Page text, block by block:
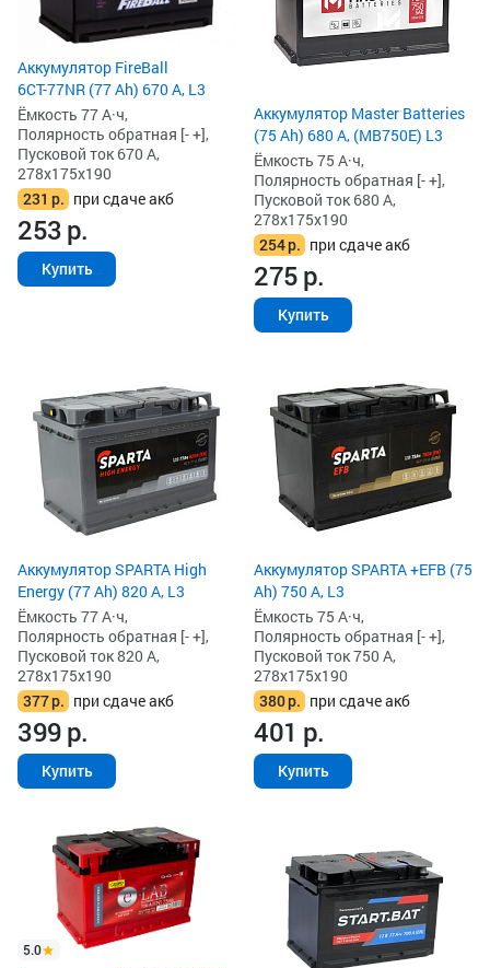
Аккумулятор FireBall
6СТ-77NR (77 Ah) 670 А, L3
Ёмкость 77 А·ч,
Полярность обратная [- +],
Пусковой ток 670 А,
278x175x190
231 р. при сдаче акб
253р.
Купить
Аккумулятор Master Batteries
(75 Ah) 680 А, (MB750E) L3
Ёмкость 75 А·ч,
Полярность обратная [- +],
Пусковой ток 680 А,
278x175x190
254р. при сдаче акб
275р.
Купить
Аккумулятор SPARTA High
Energy (77 Ah) 820 А, L3
Ёмкость 77 А·ч,
Полярность обратная [- +],
Пусковой ток 820 А,
278x175x190
377р. при сдаче акб
399р.
Купить
Аккумулятор SPARTA +EFB (75
Ah) 750 А, L3
Ёмкость 75 А·ч,
Полярность обратная [- +],
Пусковой ток 750 А,
278x175x190
380р. при сдаче акб
401 р.
Купить
5.0